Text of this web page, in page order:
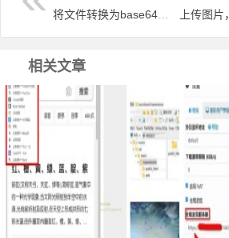
相关文章
Google Chrome浏览器右侧边栏嵌
服务器